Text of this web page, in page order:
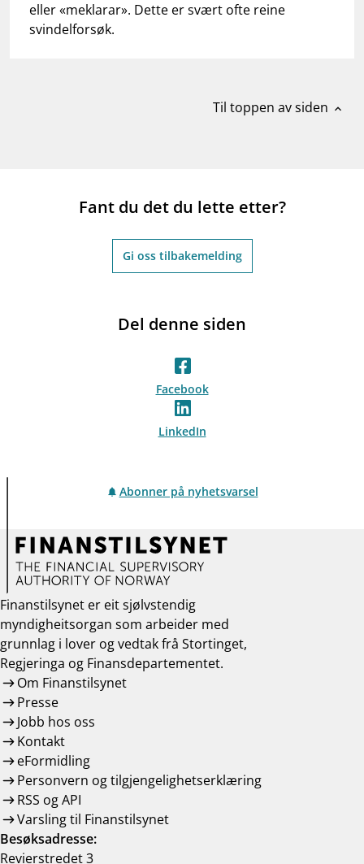
eller «meklarar». Dette er svært ofte reine
svindelforsøk.
Til toppen av siden expand_less
Fant du det du lette etter?
Gi oss tilbakemelding
Del denne siden
Facebook
LinkedIn
Abonner på nyhetsvarsel
Finanstilsynet er eit sjølvstendig
myndigheitsorgan som arbeider med
grunnlag i lover og vedtak frå Stortinget,
Regjeringa og Finansdepartementet.
Om Finanstilsynet
Presse
Jobb hos oss
Kontakt
eFormidling
Personvern og tilgjengelighetserklæring
RSS og API
Varsling til Finanstilsynet
Besøksadresse:
Revierstredet 3